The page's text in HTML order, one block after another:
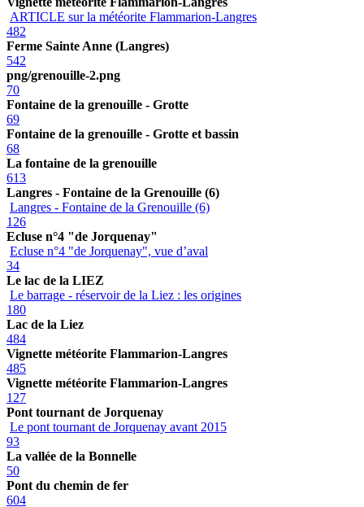
ARTICLE sur la météorite Flammarion-Langres
482
Ferme Sainte Anne (Langres)
542
png/grenouille-2.png
70
Fontaine de la grenouille - Grotte
69
Fontaine de la grenouille - Grotte et bassin
68
La fontaine de la grenouille
613
Langres - Fontaine de la Grenouille (6)
Langres - Fontaine de la Grenouille (6)
126
Ecluse n°4 "de Jorquenay"
Ecluse n°4 "de Jorquenay", vue d’aval
34
Le lac de la LIEZ
Le barrage - réservoir de la Liez : les origines
180
Lac de la Liez
484
Vignette météorite Flammarion-Langres
485
Vignette météorite Flammarion-Langres
127
Pont tournant de Jorquenay
Le pont tournant de Jorquenay avant 2015
93
La vallée de la Bonnelle
50
Pont du chemin de fer
604